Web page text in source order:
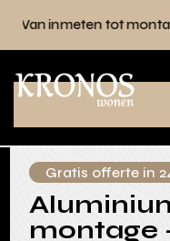
tot montage geregeld
Gratis offerte in
montage